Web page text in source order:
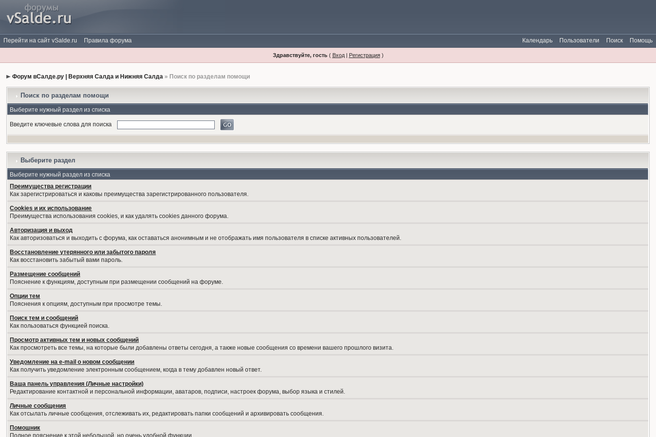
Перейти на сайт vSalde.ru Правила форума Помощь
Поиск
Пользователи
Календарь
Здравствуйте, гость( Вход| Регистрация)
Форум вСалде.ру | Верхняя Салда и Нижняя Салда » Поиск по разделам помощи
Поиск по разделам помощи
Выберите нужный раздел из списка
Введите ключевые слова для поиска
Выберите раздел
Выберите нужный раздел из списка
Преимущества регистрации
Как зарегистрироваться и каковы преимущества зарегистрированного пользователя.
Cookies и их использование
Преимущества использования cookies, и как удалять cookies данного форума.
Авторизация и выход
Как авторизоваться и выходить с форума, как оставаться анонимным и не отображать имя пользователя в списке активных пользователей.
Восстановление утерянного или забытого пароля
Как восстановить забытый вами пароль.
Размещение сообщений
Пояснение к функциям, доступным при размещении сообщений на форуме.
Опции тем
Пояснения к опциям, доступным при просмотре темы.
Поиск тем и сообщений
Как пользоваться функцией поиска.
Просмотр активных тем и новых сообщений
Как просмотреть все темы, на которые были добавлены ответы сегодня, а также новые сообщения со времени вашего прошлого визита.
Уведомление на е-mail о новом сообщении
Как получить уведомление электронным сообщением, когда в тему добавлен новый ответ.
Ваша панель управления (Личные настройки)
Редактирование контактной и персональной информации, аватаров, подписи, настроек форума, выбор языка и стилей.
Личные сообщения
Как отсылать личные сообщения, отслеживать их, редактировать папки сообщений и архивировать сообщения.
Помошник
Полное пояснение к этой небольшой, но очень удобной функции